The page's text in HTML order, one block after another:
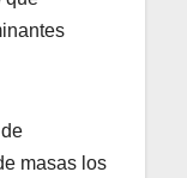
masas los